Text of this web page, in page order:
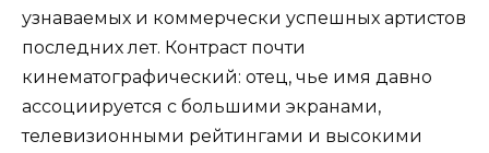
узнаваемых и коммерчески успешных артистов
последних лет. Контраст почти
кинематографический: отец, чье имя давно
ассоциируется с большими экранами,
телевизионными рейтингами и высокими